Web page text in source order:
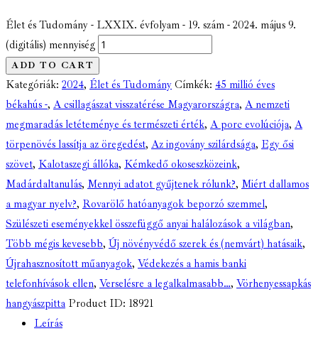
Élet és Tudomány - LXXIX. évfolyam - 19. szám - 2024. május 9.
(digitális) mennyiség
ADD TO CART
Kategóriák: 2024, Élet és Tudomány Címkék: 45 millió éves
békahús -, A csillagászat visszatérése Magyarországra, A nemzeti
megmaradás letéteménye és természeti érték, A porc evolúciója, A
törpenövés lassítja az öregedést, Az ingovány szilárdsága, Egy ősi
szövet, Kalotaszegi állóka, Kémkedő okoseszközeink,
Madárdaltanulás, Mennyi adatot gyűjtenek rólunk?, Miért dallamos
a magyar nyelv?, Rovarölő hatóanyagok beporzó szemmel,
Szülészeti eseményekkel összefüggő anyai halálozások a világban,
Több mégis kevesebb, Új növényvédő szerek és (nemvárt) hatásaik,
Újrahasznosított műanyagok, Védekezés a hamis banki
telefonhívások ellen, Verselésre a legalkalmasabb…, Vörhenyessapkás
hangyászpitta Product ID: 18921
Leírás